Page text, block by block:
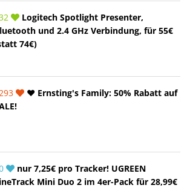
Logitech Spotlight Presenter,
und 2.4 GHz Verbindung, für 55€
74€)
❤️ Ernsting's Family: 50% Rabatt auf
nur 7,25€ pro Tracker! UGREEN
Mini Duo 2 im 4er-Pack für 28,99€